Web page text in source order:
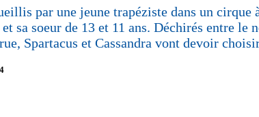
par une jeune trapéziste dans un cirque
sa soeur de 13 et 11 ans. Déchirés entre le
Spartacus et Cassandra vont devoir